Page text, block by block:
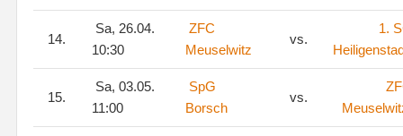
14.
Sa, 26.04.
10:30
ZFC
Meuselwitz
vs.
1.
15.
Sa, 03.05.
11:00
SpG
Borsch
vs.